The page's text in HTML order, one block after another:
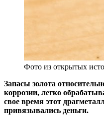
Фото из открытых
Запасы золота
коррозии, легко
свое время этот
привязывались деньги.